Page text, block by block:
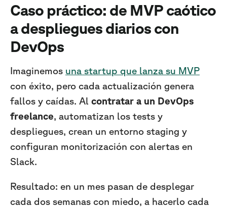
Caso práctico: de MVP caótico
a despliegues diarios con
DevOps
Imaginemos una startup que lanza su MVP
con éxito, pero cada actualización genera
fallos y caídas. Al contratar a un DevOps
freelance, automatizan los tests y
despliegues, crean un entorno staging y
configuran monitorización con alertas en
Slack.
Resultado: en un mes pasan de desplegar
cada dos semanas con miedo, a hacerlo cada